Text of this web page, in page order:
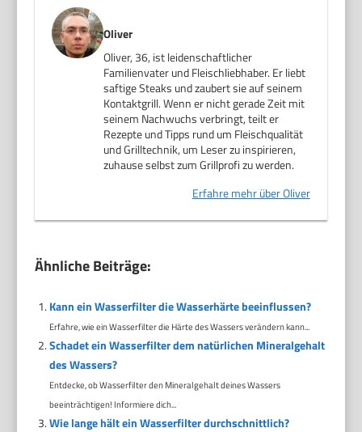
Oliver
Oliver, 36, ist leidenschaftlicher
Familienvater und Fleischliebhaber. Er liebt
saftige Steaks und zaubert sie auf seinem
Kontaktgrill. Wenn er nicht gerade Zeit mit
seinem Nachwuchs verbringt, teilt er
Rezepte und Tipps rund um Fleischqualität
und Grilltechnik, um Leser zu inspirieren,
zuhause selbst zum Grillprofi zu werden.
Erfahre mehr über Oliver
Ähnliche Beiträge:
Kann ein Wasserfilter die Wasserhärte beeinflussen?
Erfahre, wie ein Wasserfilter die Härte des Wassers verändern kann...
Schadet ein Wasserfilter dem natürlichen Mineralgehalt
des Wassers?
Entdecke, ob Wasserfilter den Mineralgehalt deines Wassers
beeinträchtigen! Informiere dich...
Wie lange hält ein Wasserfilter durchschnittlich?